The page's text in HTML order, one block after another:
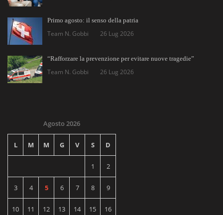
Primo agosto: il senso della patria
Team N. Gobbi 26 Lug 2026
“Rafforzare la prevenzione per evitare nuove tragedie”
Team N. Gobbi 26 Lug 2026
Agosto 2026
L M M G V S D
1 2
3 4 5 6 7 8 9
10 11 12 13 14 15 16